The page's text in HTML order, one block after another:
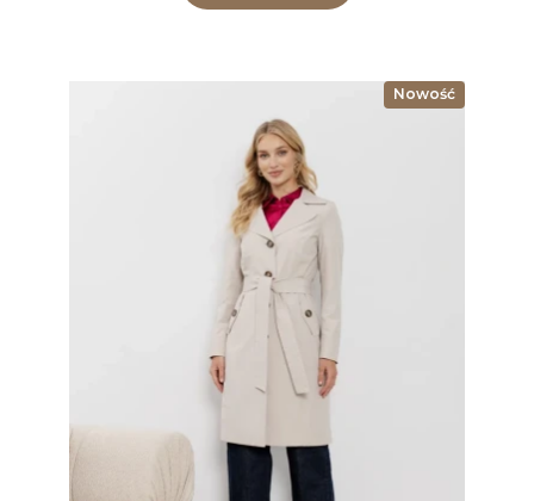
Nowość